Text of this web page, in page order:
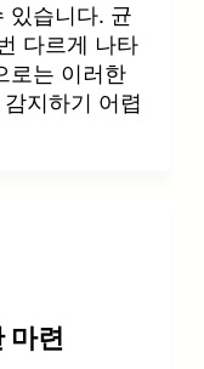
있습니다. 균
다르게 나타
로는 이러한
지하기 어렵
마련